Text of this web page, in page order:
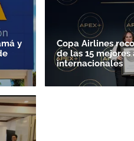
y
Copa Airlines
de las 15 mejores
internacionales